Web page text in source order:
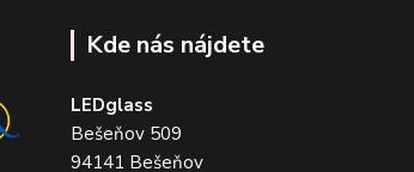
Kde nás nájdete
LEDglass
Bešeňov 509
94141 Bešeňov